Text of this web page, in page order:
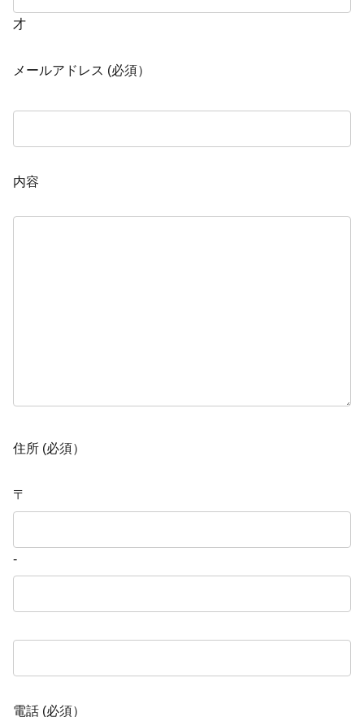
才
メールアドレス (必須）
内容
住所 (必須）
〒
-
電話 (必須）